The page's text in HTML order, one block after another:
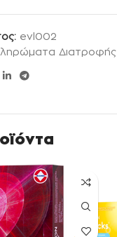
evl002
Διατροφής